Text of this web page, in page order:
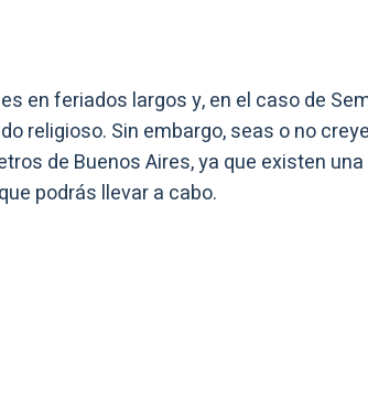
en feriados largos y, en el caso de
religioso. Sin embargo, seas o no
de Buenos Aires, ya que existen una
que podrás llevar a cabo.